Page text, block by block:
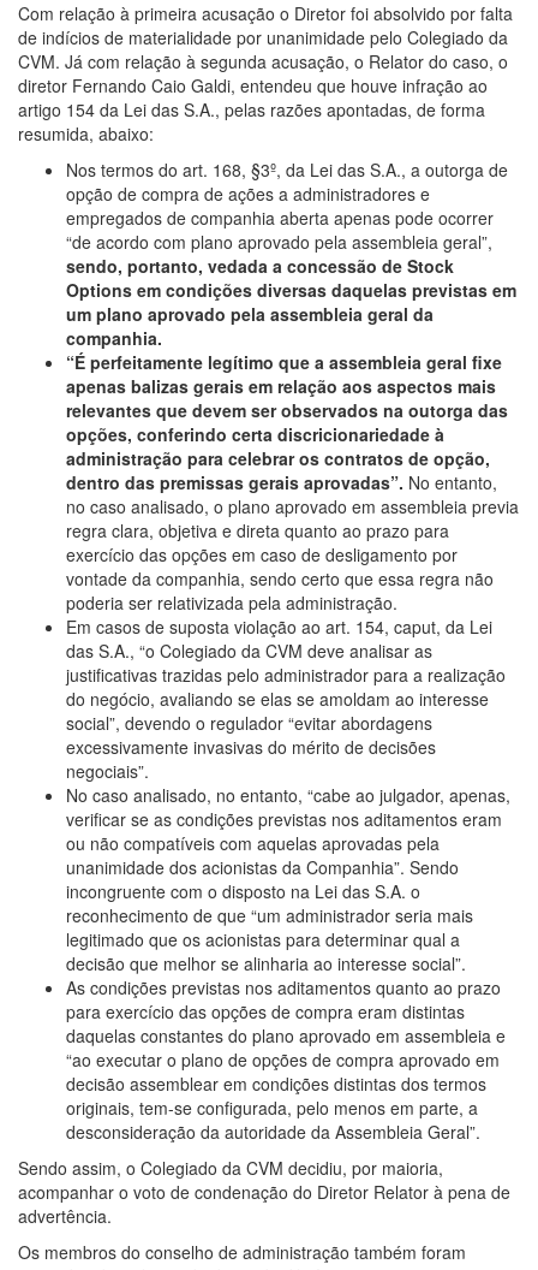
Com relação à primeira acusação o Diretor foi absolvido por falta
de indícios de materialidade por unanimidade pelo Colegiado da
CVM. Já com relação à segunda acusação, o Relator do caso, o
diretor Fernando Caio Galdi, entendeu que houve infração ao
artigo 154 da Lei das S.A., pelas razões apontadas, de forma
resumida, abaixo:
Nos termos do art. 168, §3º, da Lei das S.A., a outorga de
opção de compra de ações a administradores e
empregados de companhia aberta apenas pode ocorrer
“de acordo com plano aprovado pela assembleia geral”,
sendo, portanto, vedada a concessão de Stock
Options em condições diversas daquelas previstas em
um plano aprovado pela assembleia geral da
companhia.
“É perfeitamente legítimo que a assembleia geral fixe
apenas balizas gerais em relação aos aspectos mais
relevantes que devem ser observados na outorga das
opções, conferindo certa discricionariedade à
administração para celebrar os contratos de opção,
dentro das premissas gerais aprovadas”. No entanto,
no caso analisado, o plano aprovado em assembleia previa
regra clara, objetiva e direta quanto ao prazo para
exercício das opções em caso de desligamento por
vontade da companhia, sendo certo que essa regra não
poderia ser relativizada pela administração.
Em casos de suposta violação ao art. 154, caput, da Lei
das S.A., “o Colegiado da CVM deve analisar as
justificativas trazidas pelo administrador para a realização
do negócio, avaliando se elas se amoldam ao interesse
social”, devendo o regulador “evitar abordagens
excessivamente invasivas do mérito de decisões
negociais”.
No caso analisado, no entanto, “cabe ao julgador, apenas,
verificar se as condições previstas nos aditamentos eram
ou não compatíveis com aquelas aprovadas pela
unanimidade dos acionistas da Companhia”. Sendo
incongruente com o disposto na Lei das S.A. o
reconhecimento de que “um administrador seria mais
legitimado que os acionistas para determinar qual a
decisão que melhor se alinharia ao interesse social”.
As condições previstas nos aditamentos quanto ao prazo
para exercício das opções de compra eram distintas
daquelas constantes do plano aprovado em assembleia e
“ao executar o plano de opções de compra aprovado em
decisão assemblear em condições distintas dos termos
originais, tem-se configurada, pelo menos em parte, a
desconsideração da autoridade da Assembleia Geral”.
Sendo assim, o Colegiado da CVM decidiu, por maioria,
acompanhar o voto de condenação do Diretor Relator à pena de
advertência.
Os membros do conselho de administração também foram